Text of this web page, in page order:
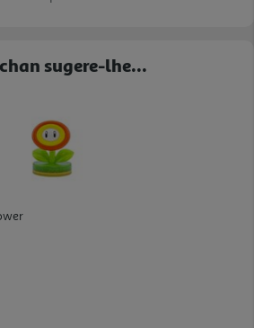
sugere-lhe...